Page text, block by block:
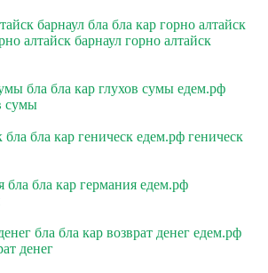
барнаул бла бла кар горно алтайск
алтайск барнаул горно алтайск
бла бла кар глухов сумы едем.рф
сумы
бла бла кар геническ едем.рф геническ
бла бла кар германия едем.рф
бла бла кар возврат денег едем.рф
денег